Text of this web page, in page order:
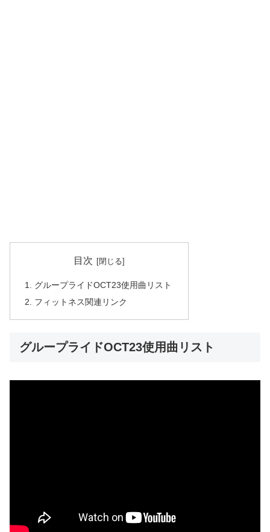
目次
グループライドOCT23使用曲リスト
フィットネス関連リンク
グループライドOCT23使用曲リスト